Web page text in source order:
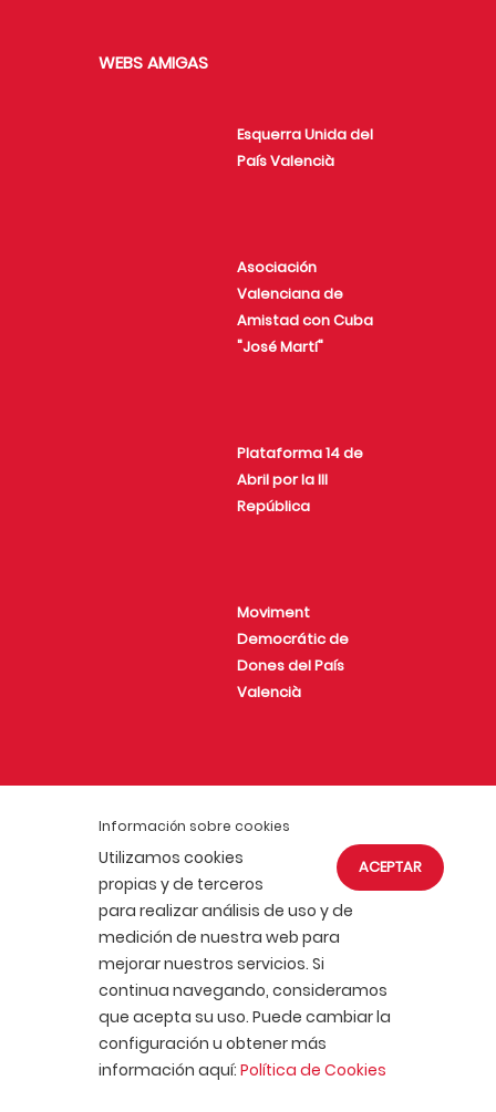
Información sobre cookies
ACEPTAR
Utilizamos cookies
propias y de terceros
para realizar análisis de uso y de
medición de nuestra web para
mejorar nuestros servicios. Si
continua navegando, consideramos
que acepta su uso. Puede cambiar la
configuración u obtener más
información aquí: Política de Cookies
WEBS AMIGAS
Esquerra Unida del
País Valencià
Asociación
Valenciana de
Amistad con Cuba
"José Martí"
Plataforma 14 de
Abril por la III
República
Moviment
Democrátic de
Dones del País
Valencià
del País Valencià
ACTUALIDAD
AFÍLIATE
POLÍTICA DE PRIVACIDAD
PORTAL DE TRANSPARENCIA